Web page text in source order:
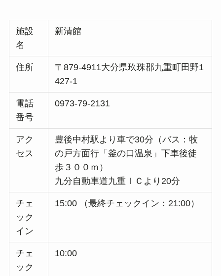
施設
名
新清館
住所
〒879-4911大分県玖珠郡九重町田野1
427-1
電話
番号
0973-79-2131
アク
セス
豊後中村駅より車で30分（バス：牧
の戸方面行「釜の口温泉」下車後徒
歩３００ｍ）
九分自動車道九重ＩＣより20分
チェ
ック
イン
15:00 （最終チェックイン：21:00）
チェ
ック
10:00